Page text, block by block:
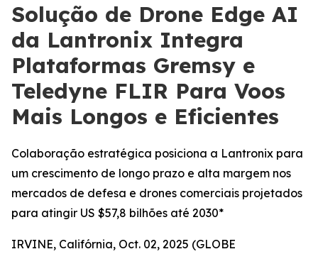
Solução de Drone Edge AI
da Lantronix Integra
Plataformas Gremsy e
Teledyne FLIR Para Voos
Mais Longos e Eficientes
Colaboração estratégica posiciona a Lantronix para
um crescimento de longo prazo e alta margem nos
mercados de defesa e drones comerciais projetados
para atingir US $57,8 bilhões até 2030*
IRVINE, Califórnia, Oct. 02, 2025 (GLOBE